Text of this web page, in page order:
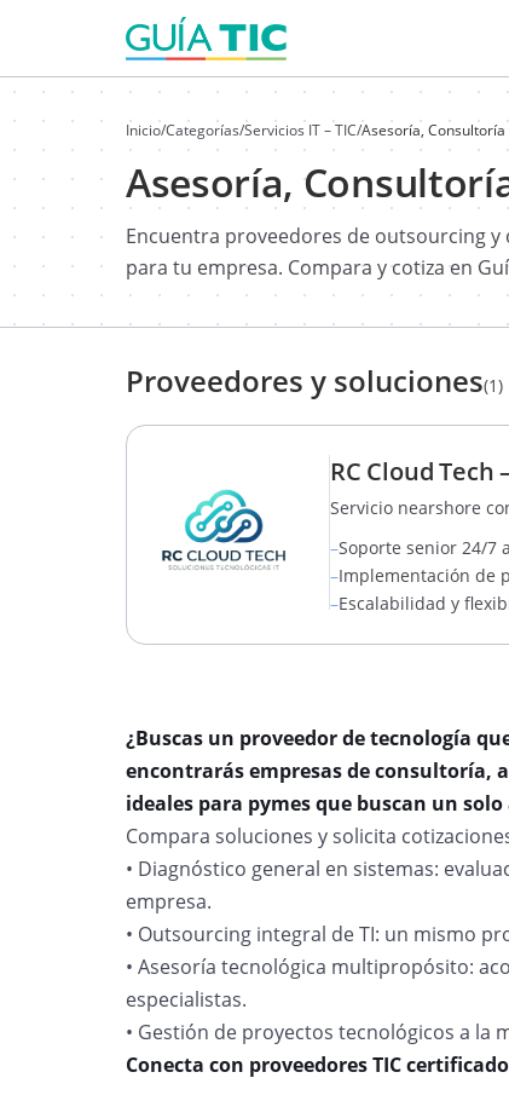
Inicio/Categorías/Servicios IT – TIC/Asesoría,
Asesoría,
Encuentra proveedores de outsourcing
para tu empresa. Compara y cotiza en
Proveedores y soluciones(1)
RC Cloud
Servicio nearshore
–Soporte senior 24/7
–Implementación de
–Escalabilidad y
¿Buscas un proveedor de tecnología
encontrarás empresas de consultoría,
ideales para pymes que buscan un
Compara soluciones y solicita
• Diagnóstico general en sistemas:
empresa.
• Outsourcing integral de TI: un mismo
• Asesoría tecnológica multipropósito:
especialistas.
• Gestión de proyectos tecnológicos a la
Conecta con proveedores TIC